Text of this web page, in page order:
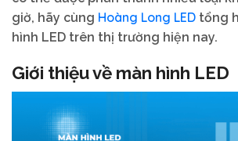
giờ, hãy cùng Hoàng Long LED tổng
hình LED trên thị trường hiện nay.
Giới thiệu về màn hình LED